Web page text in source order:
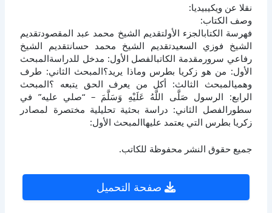
نقلا عن ويكيبيديا:
وصف الكتاب:
فهرسة الكتابالجزء الأولتقديم الشيخ محمد عبد المقصودتقديم
الشيخ فوزي السعيدتقديم الشيخ محمد حسانتقديم الشيخ
رفاعي سرورمقدمة الكاتبالفصل الأول: مدخل للدراسةالمبحث
الأول: من هو زكريا بطرس وماذا يريد؟المبحث الثاني: طرف
وهميالمبحث الثالث: أكل من يعرف الحق يتبعه ؟المبحث
الرابع: الرسول صَلَّى اللَّهُ عَلَيْهِ وَسَلَّمَ – “صلي عليه” في
سطورالفصل الثاني: دراسة بحثية تحليلية مختصرة لمصادر
زكريا بطرس التي يعتمد عليهاالمبحث الأول:
جميع حقوق النشر محفوظة للكاتب.
صفحة التحميل